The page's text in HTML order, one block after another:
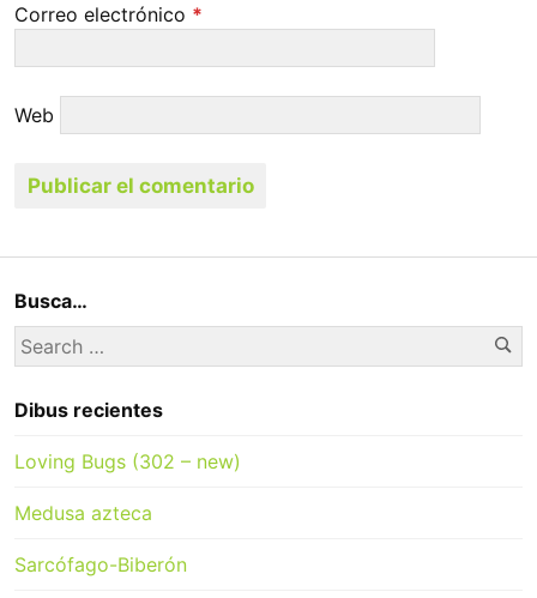
Correo electrónico *
Web
Busca…
Search
for:
Dibus recientes
Loving Bugs (302 – new)
Medusa azteca
Sarcófago-Biberón